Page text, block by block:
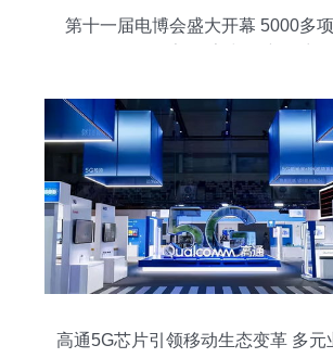
第十一届电博会盛大开幕 5000多
高通5G芯片引领移动生态变革 多元